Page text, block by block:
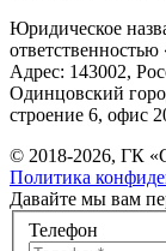
Юридическое
Адрес: 143002,
Одинцовский
строение 6, офис
© 2018-2026, ГК
Политика
Давайте мы вам
Телефон